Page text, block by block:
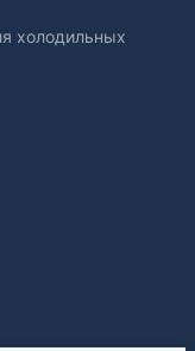
холодильных